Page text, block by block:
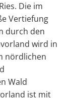
Die im
Vertiefung
durch den
wird in
nördlichen
Wald
ist mit